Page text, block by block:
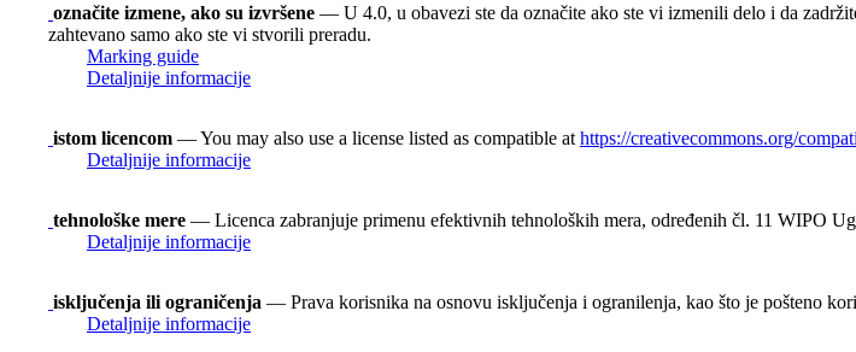
označite izmene, ako su izvršene — U 4.0, u obavezi ste da označite ako ste vi izmenili delo i da
zahtevano samo ako ste vi stvorili preradu.
Marking guide
Detaljnije informacije
istom licencom — You may also use a license listed as compatible at https://creativecommons.org/
Detaljnije informacije
tehnološke mere — Licenca zabranjuje primenu efektivnih tehnoloških mera, određenih čl. 11 WIPO
Detaljnije informacije
isključenja ili ograničenja — Prava korisnika na osnovu isključenja i ogranilenja, kao što je pošteno
Detaljnije informacije